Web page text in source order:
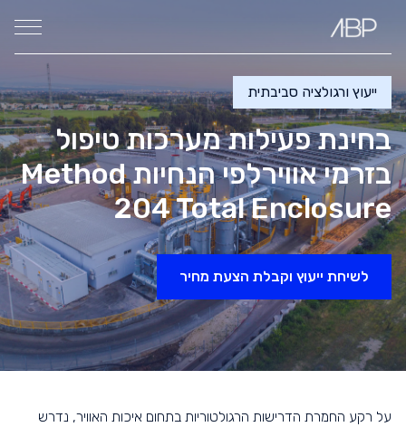
ייעוץ ורגולציה סביבתית
בחינת פעילות מערכות טיפול
בזרמי אוויר
לפי הנחיות Method
204 Total Enclosure
לשיחת ייעוץ וקבלת הצעת מחיר
על רקע החמרת הדרישות הרגולטוריות בתחום איכות האוויר, נדרש